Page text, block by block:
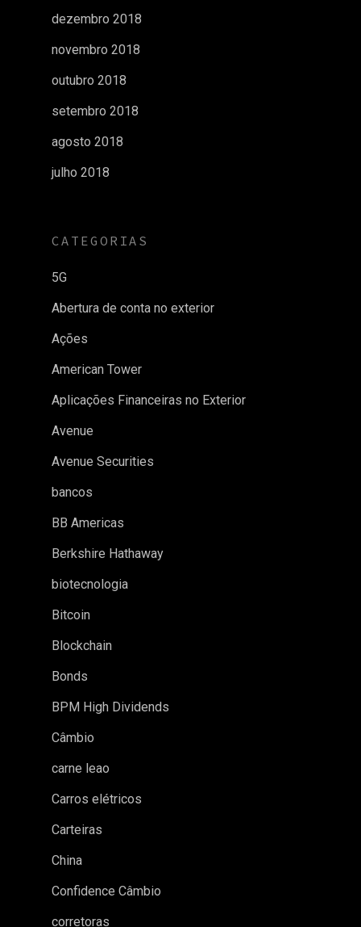
dezembro 2018
novembro 2018
outubro 2018
setembro 2018
agosto 2018
julho 2018
CATEGORIAS
5G
Abertura de conta no exterior
Ações
American Tower
Aplicações Financeiras no Exterior
Avenue
Avenue Securities
bancos
BB Americas
Berkshire Hathaway
biotecnologia
Bitcoin
Blockchain
Bonds
BPM High Dividends
Câmbio
carne leao
Carros elétricos
Carteiras
China
Confidence Câmbio
corretoras